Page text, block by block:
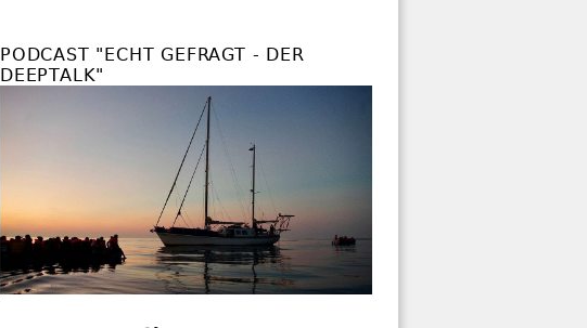
PODCAST "ECHT GEFRAGT - DER
DEEPTALK"